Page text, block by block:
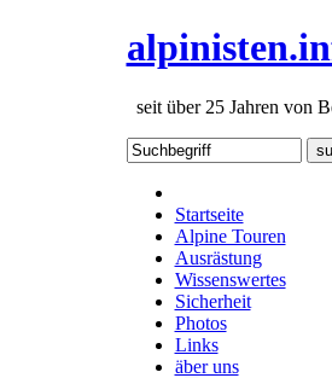
seit über 25 Jahren von
Startseite
Alpine Touren
Ausrästung
Wissenswertes
Sicherheit
Photos
Links
äber uns